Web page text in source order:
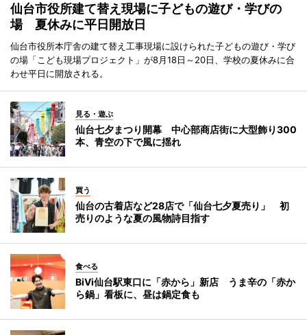
仙台市役所建て替え現場に子どもの遊び・学びの
場 夏休みに平日開放日
仙台市役所本庁舎の建て替え工事現場に設けられた子どもの遊び・学び
の場「こども現場プロジェクト」が8月18日～20日、学校の夏休みに合
わせ平日に開放される。
見る・遊ぶ
仙台七夕まつり開幕 中心部商店街に大型飾り300
本、青空の下で風に揺れ
買う
仙台の古着店など28店で「仙台七夕夏売り」 初
売りのような夏の風物詩目指す
食べる
BiVi仙台駅東口に「赤から」新店 うま辛の「赤か
ら鍋」看板に、昼は鍋定食も